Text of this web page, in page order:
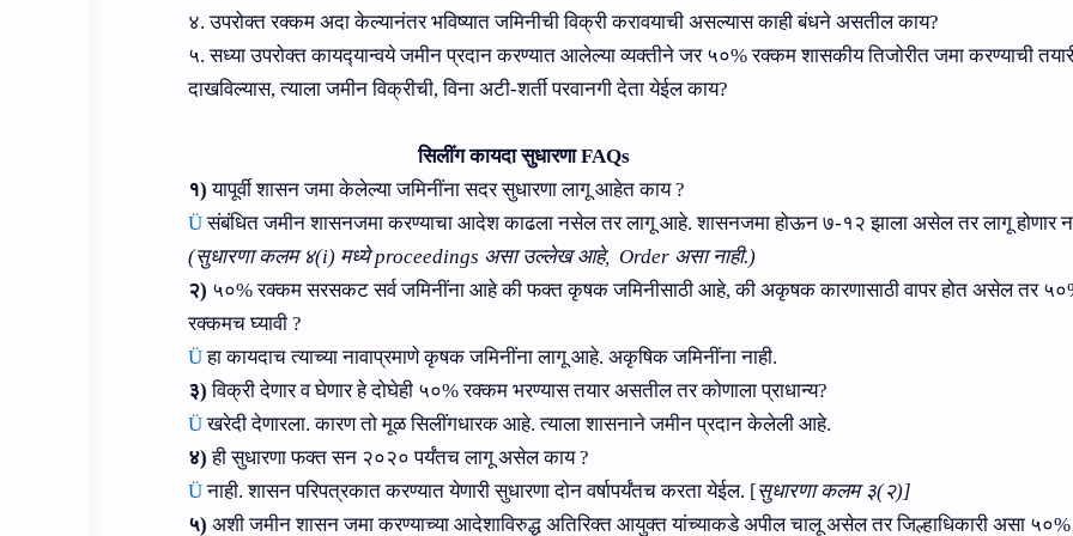
४. उपरोक्‍त रक्‍कम अदा केल्‍यानंतर भविष्‍यात जमिनीची विक्री करावयाची असल्‍यास काही बंधने असतील काय?
५. सध्‍या उपरोक्‍त कायद्‍यान्‍वये जमीन प्रदान करण्‍यात आलेल्‍या व्‍यक्‍तीने जर ५०% रक्‍कम शासकीय तिजोरीत जमा करण्‍याची
दाखविल्‍यास, त्‍याला जमीन विक्रीची, विना अटी-शर्ती परवानगी देता येईल काय?
सिलींग कायदा सुधारणाFAQs
१) यापूर्वी शासन जमा केलेल्या जमिनींना सदरसुधारणा लागू आहेत काय?
Üसंबंधितजमीन शासनजमा करण्‍याचा आदेश काढला नसेल तर लागू आहे. शासनजमा होऊन ७-१२ झाला असेल तरलागू होणार
(सुधारणा कलम ४(i) मध्‍येproceedings असा उल्‍लेख आहे, Order असा नाही.)
२) ५०%रक्कम सरसकट सर्व जमिनींना आहे की फक्त कृषक जमिनीसाठी आहे,की अकृषक कारणासाठी वापर होत असेल तर ५०
रक्कमच घ्यावी ?
Ü हा कायदाच त्‍याच्‍या नावाप्रमाणे कृषक जमिनींना लागू आहे. अकृषिक जमिनींना नाही.
३) विक्री देणार व घेणार हे दोघेही ५०%रक्कम भरण्यास तयार असतील तर कोणाला प्राधान्‍य?
Ü खरेदी देणारला. कारण तो मूळ सिलींगधारक आहे. त्‍यालाशासनानेजमीन प्रदान केलेली आहे.
४) ही सुधारणा फक्तसन २०२० पर्यंतच लागू असेल काय?
Ü नाही. शासन परिपत्रकात करण्‍यात येणारी सुधारणा दोन वर्षापर्यंतच करता येईल. [सुधारणा कलम ३(२)]
५) अशी जमीन शासन जमा करण्याच्या आदेशाविरुद्ध अतिरिक्त आयुक्त यांच्याकडे अपील चालू असेल तर जिल्हाधिकारी असा ५०%